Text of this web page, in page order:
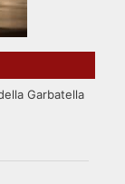
Garbatella